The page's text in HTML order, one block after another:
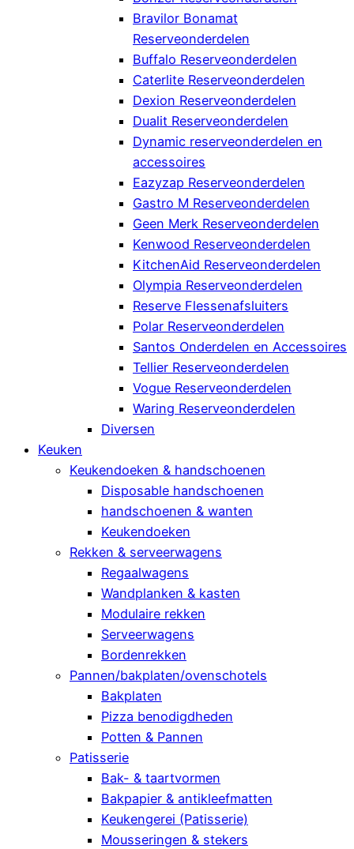
Bravilor Bonamat
Reserveonderdelen
Buffalo Reserveonderdelen
Caterlite Reserveonderdelen
Dexion Reserveonderdelen
Dualit Reserveonderdelen
Dynamic reserveonderdelen en
accessoires
Eazyzap Reserveonderdelen
Gastro M Reserveonderdelen
Geen Merk Reserveonderdelen
Kenwood Reserveonderdelen
KitchenAid Reserveonderdelen
Olympia Reserveonderdelen
Reserve Flessenafsluiters
Polar Reserveonderdelen
Santos Onderdelen en Accessoires
Tellier Reserveonderdelen
Vogue Reserveonderdelen
Waring Reserveonderdelen
Diversen
Keuken
Keukendoeken & handschoenen
Disposable handschoenen
handschoenen & wanten
Keukendoeken
Rekken & serveerwagens
Regaalwagens
Wandplanken & kasten
Modulaire rekken
Serveerwagens
Bordenrekken
Pannen/bakplaten/ovenschotels
Bakplaten
Pizza benodigdheden
Potten & Pannen
Patisserie
Bak- & taartvormen
Bakpapier & antikleefmatten
Keukengerei (Patisserie)
Mousseringen & stekers